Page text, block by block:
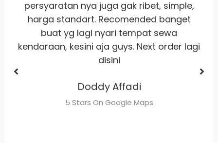
satset recomm banget lah pokoknya
buat sewa motor area jakarta
Dhimas Adrian Adrian
5 Stars On Google Maps